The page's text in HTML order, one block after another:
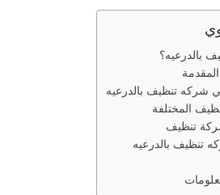
بالدرعيه؟
شركه تنظيف بالدرعيه
المختلفة
تنظيف
تنظيف بالدرعيه